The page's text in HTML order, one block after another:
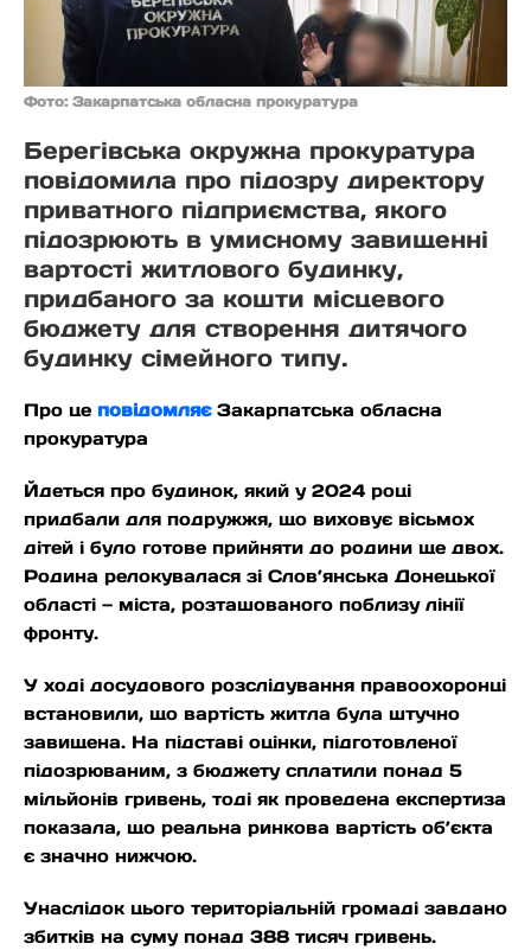
Фото: Закарпатська обласна прокуратура
Берегівська окружна прокуратура
повідомила про підозру директору
приватного підприємства, якого
підозрюють в умисному завищенні
вартості житлового будинку,
придбаного за кошти місцевого
бюджету для створення дитячого
будинку сімейного типу.
Про це повідомляє Закарпатська обласна
прокуратура
Йдеться про будинок, який у 2024 році
придбали для подружжя, що виховує вісьмох
дітей і було готове прийняти до родини ще двох.
Родина релокувалася зі Слов’янська Донецької
області — міста, розташованого поблизу лінії
фронту.
У ході досудового розслідування правоохоронці
встановили, що вартість житла була штучно
завищена. На підставі оцінки, підготовленої
підозрюваним, з бюджету сплатили понад 5
мільйонів гривень, тоді як проведена експертиза
показала, що реальна ринкова вартість об’єкта
є значно нижчою.
Унаслідок цього територіальній громаді завдано
збитків на суму понад 388 тисяч гривень.